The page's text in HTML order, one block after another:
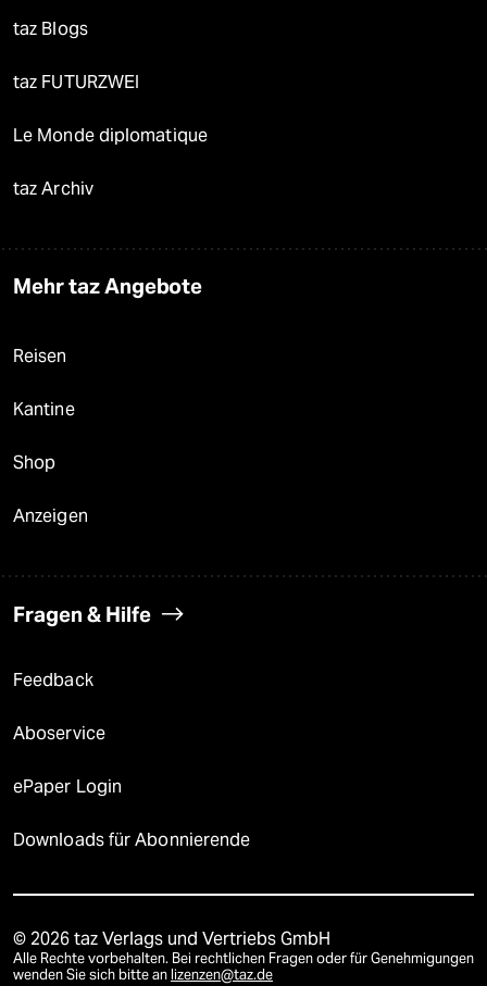
taz Blogs
taz FUTURZWEI
Le Monde diplomatique
taz Archiv
Mehr taz Angebote
Reisen
Kantine
Shop
Anzeigen
Fragen & Hilfe
Feedback
Aboservice
ePaper Login
Downloads für Abonnierende
© 2026 taz Verlags und Vertriebs GmbH
Alle Rechte vorbehalten. Bei rechtlichen Fragen oder für Genehmigungen
wenden Sie sich bitte an lizenzen@taz.de